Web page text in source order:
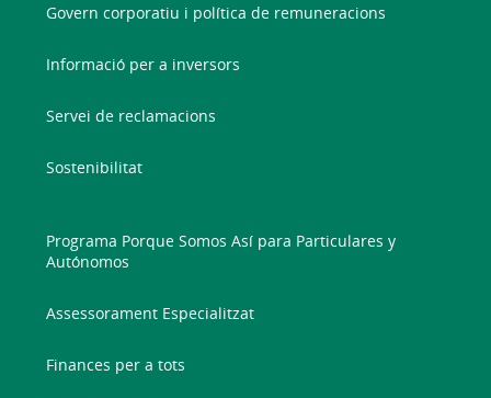
Govern corporatiu i política de remuneracions
Informació per a inversors
Servei de reclamacions
Sostenibilitat
Programa Porque Somos Así para Particulares y
Autónomos
Assessorament Especialitzat
Finances per a tots